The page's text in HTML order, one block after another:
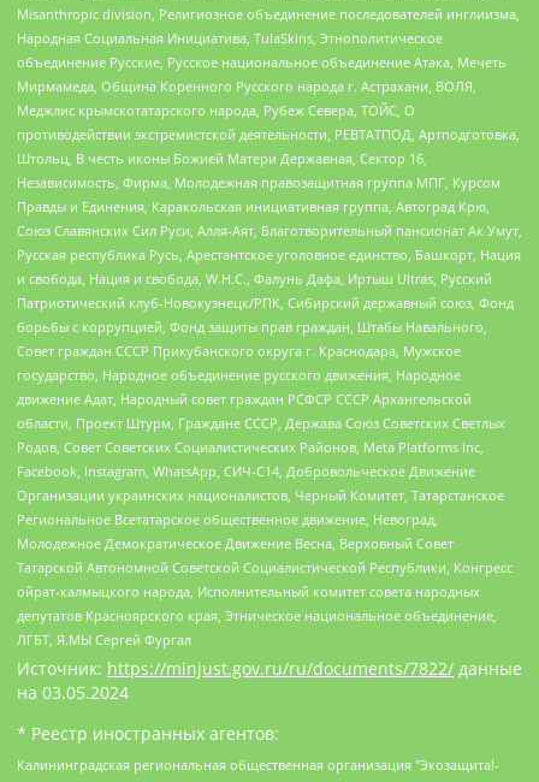
Misanthropic division, Религиозное объединение последователей инглиизма,
Народная Социальная Инициатива, TulaSkins, Этнополитическое
объединение Русские, Русское национальное объединение Атака, Мечеть
Мирмамеда, Община Коренного Русского народа г. Астрахани, ВОЛЯ,
Меджлис крымскотатарского народа, Рубеж Севера, ТОЙС, О
противодействии экстремистской деятельности, РЕВТАТПОД, Артподготовка,
Штольц, В честь иконы Божией Матери Державная, Сектор 16,
Независимость, Фирма, Молодежная правозащитная группа МПГ, Курсом
Правды и Единения, Каракольская инициативная группа, Автоград Крю,
Союз Славянских Сил Руси, Алля-Аят, Благотворительный пансионат Ак Умут,
Русская республика Русь, Арестантское уголовное единство, Башкорт, Нация
и свобода, Нация и свобода, W.H.С., Фалунь Дафа, Иртыш Ultras, Русский
Патриотический клуб-Новокузнецк/РПК, Сибирский державный союз, Фонд
борьбы с коррупцией, Фонд защиты прав граждан, Штабы Навального,
Совет граждан СССР Прикубанского округа г. Краснодара, Мужское
государство, Народное объединение русского движения, Народное
движение Адат, Народный совет граждан РСФСР СССР Архангельской
области, Проект Штурм, Граждане СССР, Держава Союз Советских Светлых
Родов, Совет Советских Социалистических Районов, Meta Platforms Inc,
Facebook, Instagram, WhatsApp, СИЧ-С14, Добровольческое Движение
Организации украинских националистов, Черный Комитет, Татарстанское
Региональное Всетатарское общественное движение, Невоград,
Молодежное Демократическое Движение Весна, Верховный Совет
Татарской Автономной Советской Социалистической Республики, Конгресс
ойрат-калмыцкого народа, Исполнительный комитет совета народных
депутатов Красноярского края, Этническое национальное объединение,
ЛГБТ, Я.МЫ Сергей Фургал
Источник: https://minjust.gov.ru/ru/documents/7822/ данные
на 03.05.2024
* Реестр иностранных агентов:
Калининградская региональная общественная организация "Экозащита!-Женсовет", Фонд содействия защите прав и свобод граждан "Общественный вердикт", Фонд "Институт Развития Свободы Информации", Частное учреждение "Информационное агентство МЕМО. РУ", Региональная общественная организация "Общественная комиссия по сохранению наследия академика Сахарова", Фонд поддержки свободы прессы, Санкт-Петербургская общественная правозащитная организация "Гражданский контроль", Межрегиональная общественная организация "Информационно-просветительский центр "Мемориал", Региональный Фонд "Центр Защиты Прав Средств Массовой Информации", с 05.12.2023 Фонд "Центр Защиты Прав Средств массовой информации", Региональная общественная благотворительная организация помощи беженцам и мигрантам "Гражданское содействие", Негосударственное образовательное учреждение дополнительного профессионального образования (повышение квалификации) специалистов "АКАДЕМИЯ ПО ПРАВАМ ЧЕЛОВЕКА", Свердловская региональная общественная организация "Сутяжник", Автономная некоммерческая организация "Центр независимых социологических исследований", Союз общественных объединений "Российский исследовательский центр по правам человека", Региональное общественное учреждение научно-информационный центр "МЕМОРИАЛ", Некоммерческая организация "Фонд защиты гласности", Автономная некоммерческая организация "Институт прав человека", Городская общественная организация "Екатеринбургское общество "МЕМОРИАЛ", Городская общественная организация "Рязанское историко-просветительское и правозащитное общество "Мемориал" (Рязанский Мемориал), Челябинский региональный орган общественной самодеятельности – женское общественное объединение "Женщины Евразии", Челябинский региональный орган общественной самодеятельности "Уральская правозащитная группа", Фонд содействия защите здоровья и социальной справедливости имени Андрея Рылькова, Автономная Некоммерческая Организация "Аналитический Центр Юрия Левады", Автономная некоммерческая организация социальной поддержки населения "Проект Апрель", Региональная общественная организация помощи женщинам и детям, находящимся в кризисной ситуации "Информационно-методический центр "Анна", Фонд содействия развитию массовых коммуникаций и правовому просвещению "Так-так-Так", Фонд содействия устойчивому развитию "Серебряная тайга", Свердловский региональный общественный фонд социальных проектов "Новое время", "Idel.Реалии", Кавказ.Реалии, Крым.Реалии, Телеканал Настоящее Время, Татаро-башкирская служба Радио Свобода (Azatliq Radiosi), Радио Свободная Европа/Радио Свобода (PCE/PC), "Сибирь.Реалии", "Фактограф", Благотворительный фонд помощи осужденным и их семьям, Автономная некоммерческая организация "Институт глобализации и социальных движений", Фонд "В защиту прав заключенных", Частное учреждение "Центр поддержки и содействия развитию средств массовой информации", Пензенский региональный общественный благотворительный фонд "Гражданский союз", "Север.Реалии", Некоммерческая организация Фонд "Правовая инициатива", Общество с ограниченной ответственностью "Радио Свободная Европа/Радио Свобода", Чешское информационное агентство "MEDIUM-ORIENT", Красноярская региональная общественная организация "Мы против СПИДа", Камалягин Денис Николаевич, Маркелов Сергей Евгеньевич, Пономарев Лев Александрович, Савицкая Людмила Алексеевна, Автономная некоммерческая организация "Центр по работе с проблемой насилия "НАСИЛИЮ.НЕТ", Межрегиональный профессиональный союз работников здравоохранения "Альянс врачей", Юридическое лицо, зарегистрированное в Латвийской Республике, SIA "Medusa Project" (регистрационный номер 40103797863, дата регистрации 10.06.2014), Некоммерческая организация "Фонд по борьбе с коррупцией", Автономная некоммерческая организация "Институт права и публичной политики", Баданин Роман Сергеевич, Гликин Максим Александрович, Железнова Мария Михайловна, Лукьянова Юлия Сергеевна, Маетная Елизавета Витальевна, Маняхин Петр Борисович, Чуракова Ольга Владимировна, Ярош Юлия Петровна, Юридическое лицо "The Insider SIA", зарегистрированное в Риге, Латвийская Республика (дата регистрации 26.06.2015), являющееся администратором доменного имени интернет-издания "The Insider SIA", https://theins.ru, Постернак Алексей Евгеньевич, Рубин Михаил Аркадьевич, Анин Роман Александрович, Юридическое лицо Istories fonds, зарегистрированное в Латвийской Республике (регистрационный номер 50008295751, дата регистрации 24.02.2020), Великовский Дмитрий Александрович, Долинина Ирина Николаевна, Мароховская Алеся Алексеевна, Шлейнов Роман Юрьевич, Шмагун Олеся Валентиновна, Общество с ограниченной ответственностью "Альтаир 2021", Общество с ограниченной ответственностью "Вега 2021", Общество с ограниченной ответственностью "Главный редактор 2021", Общество с ограниченной ответственностью "Ромашки монолит", Важенков Артем Валерьевич, Ивановская областная общественная организация "Центр гендерных исследований", Гурман Юрий Альбертович, Медиапроект "ОВД-Инфо", Егоров Владимир Владимирович, Жилинский Владимир Александрович, Общество с ограниченной ответственностью "ЗП", Иванова София Юрьевна, Карезина Инна Павловна, Кильтау Екатерина Викторовна, Петров Алексей Викторович, Пискунов Сергей Евгеньевич, Смирнов Сергей Сергеевич, Тихонов Михаил Сергеевич, Общество с ограниченной ответственностью "ЖУРНАЛИСТ-ИНОСТРАННЫЙ АГЕНТ", Арапова Галина Юрьевна, Вольтская Татьяна Анатольевна, Американская компания "Mason G.E.S. Anonymous Foundation" (США), являющаяся владельцем интернет-издания https://mnews.world/, Компания "Stichting Bellingcat", зарегистрированная в Нидерландах (дата регистрации 11.07.2018), Захаров Андрей Вячеславович, Клепиковская Екатерина Дмитриевна, Общество с ограниченной ответственностью "МЕМО", Перл Роман Александрович, Симонов Евгений Алексеевич, Соловьева Елена Анатольевна, Сотников Даниил Владимирович, Сурначева Елизавета Дмитриевна, Автономная некоммерческая организация по защите прав человека и информированию населения "Якутия – Наше Мнение", Общество с ограниченной ответственностью "Москоу диджитал медиа", с 26.01.2023 Общество с ограниченной ответственностью "Чайка Белые сады", Ветошкина Валерия Валерьевна, Заговора Максим Александрович, Межрегиональное общественное движение "Российская ЛГБТ - сеть", Оленичев Максим Владимирович, Павлов Иван Юрьевич, Скворцова Елена Сергеевна, Общество с ограниченной ответственностью "Как бы инагент", Кочетков Игорь Викторович, Общество с ограниченной ответственностью "Честные выборы", Еланчик Олег Александрович, Общество с ограниченной ответственностью "Нобелевский призыв", Гималова Регина Эмилевна, Григорьев Андрей Валерьевич, Григорьева Алина Александровна, Ассоциация по содействию защите прав призывников, альтернативнослужащих и военнослужащих "Правозащитная группа "Гражданин.Армия.Право", Хисамова Регина Фаритовна, Автономная некоммерческая организация по реализации социально-правовых программ "Лилит", Дальневосточное общественное движение "Маяк", Санкт-Петербургская ЛГБТ-инициативная группа "Выход", Инициативная группа ЛГБТ+ "Реверс", Алексеев Андрей Викторович, Бекбулатова Таисия Львовна, Беляев Иван Михайлович, Владыкина Елена Сергеевна, Гельман Марат Александрович, Никульшина Вероника Юрьевна, Толоконникова Надежда Андреевна, Шендерович Виктор Анатольевич, Общество с ограниченной ответственностью "Данное сообщение", Общество с ограниченной ответственностью Издательский дом "Новая глава", Айнбиндер Александра Александровна, Московский комьюнити-центр для ЛГБТ+инициатив, Благотворительный фонд развития филантропии, Deutsche Welle (Германия, Kurt-Schumacher-Strasse 3, 53113 Bonn), Борзунова Мария Михайловна, Воробьев Виктор Викторович, Голубева Анна Львовна, Константинова Алла Михайловна, Малкова Ирина Владимировна, Мурадов Мурад Абдулгалимович, Осетинская Елизавета Николаевна, Понасенков Евгений Николаевич, Ганапольский Матвей Юрьевич, Киселев Евгений Алексеевич, Борухович Ирина Григорьевна, Дремин Иван Тимофеевич, Дубровский Дмитрий Викторович, Красноярская региональная общественная организация поддержки и развития альтернативных образовательных технологий и межкультурных коммуникаций "ИНТЕРРА", Маяковская Екатерина Алексеевна, Фейгин Марк Захарович, Филимонов Андрей Викторович, Дзугкоева Регина Николаевна, Доброхотов Роман Александрович, Дудь Юрий Александрович, Елкин Сергей Владимирович, Кругликов Кирилл Игоревич, Сабунаева Мария Леонидовна, Семенов Алексей Владимирович, Шаинян Карен Багратович, Шульман Екатерина Михайловна, Асафьев Артур Валерьевич, Вахштайн Виктор Семенович, Венедиктов Алексей Алексеевич, Лушникова Екатерина Евгеньевна, Волков Леонид Михайлович, Невзоров Александр Глебович, Пархоменко Сергей Борисович, Сироткин Ярослав Николаевич, Кара-Мурза Владимир Владимирович, Баранова Наталья Владимировна, Гозман Леонид Яковлевич, Кагарлицкий Борис Юльевич, Климарев Михаил Валерьевич, Милов Владимир Станиславович, Автономная некоммерческая организация Краснодарский центр современного искусства "Типография", Моргенштерн Алишер Тагирович, Соболь Любовь Эдуардовна, Общество с ограниченной ответственностью "ЛИЗА НОРМ", Каспаров Гарри Кимович, Ходорковский Михаил Борисович, Общество с ограниченной ответственностью "Апрельские тезисы", Данилович Ирина Брониславовна, Кашин Олег Владимирович, Петров Николай Владимирович, Пивоваров Алексей Владимирович, Соколов Михаил Владимирович, Цветкова Юлия Владимировна, Чичваркин Евгений Александрович, Комитет против пыток/Команда против пыток, Общество с ограниченной ответственностью "Первый научный", Общество с ограниченной ответственностью "Вертолет и ко", Белоцерковская Вероника Борисовна, Кац Максим Евгеньевич, Лазарева Татьяна Юрьевна, Шаведдинов Руслан Табризович, Яшин Илья Валерьевич, Общество с ограниченной ответственностью "Иноагент ААВ", Алешковский Дмитрий Петрович, Альбац Евгения Марковна, Быков Дмитрий Львович, Галямина Юлия Евгеньевна, Лойко Сергей Леонидович, Мартынов Кирилл Константинович, Медведев Сергей Александрович, Крашенинников Федор Геннадиевич, Гордеева Катерина Вл